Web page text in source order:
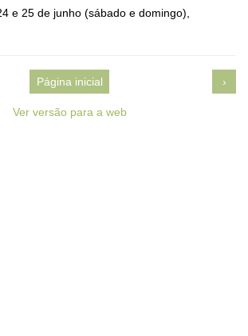
e 25 de junho (sábado e domingo),
›
Página inicial
Ver versão para a web